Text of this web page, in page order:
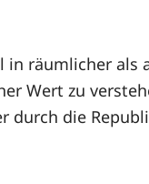
räumlicher als
Wert zu
durch die